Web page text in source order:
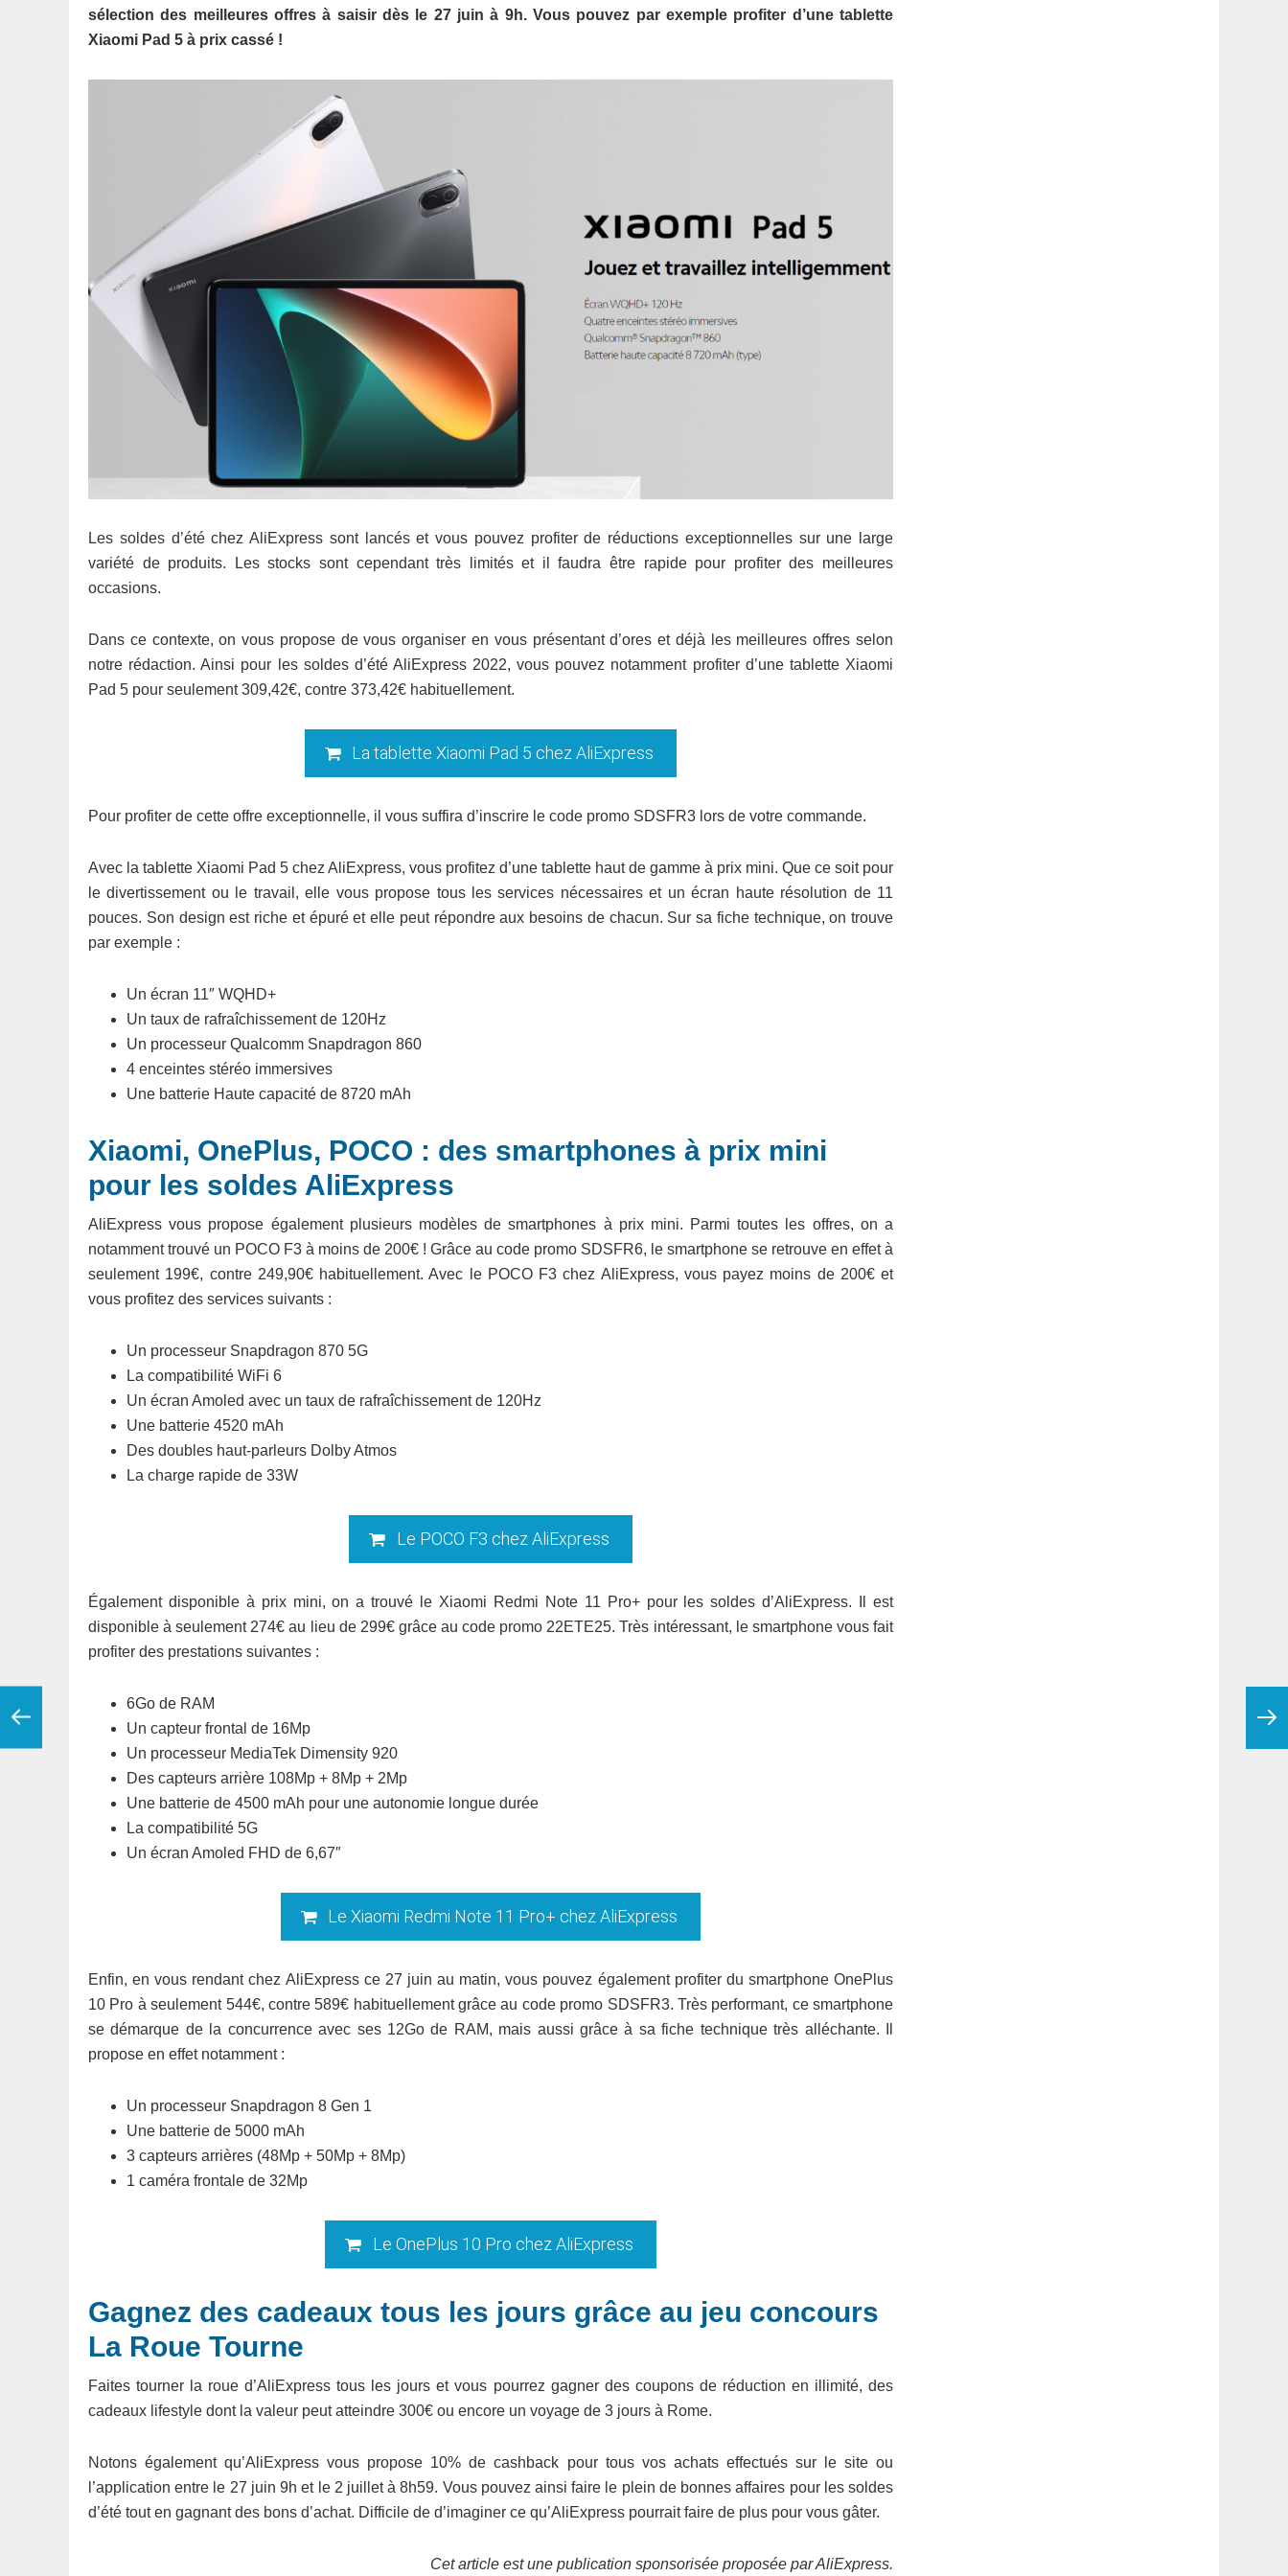
sélection des meilleures offres à saisir dès le 27 juin à 9h. Vous pouvez par exemple profiter d’une tablette
Xiaomi Pad 5 à prix cassé !
Les soldes d’été chez AliExpress sont lancés et vous pouvez profiter de réductions exceptionnelles sur une large
variété de produits. Les stocks sont cependant très limités et il faudra être rapide pour profiter des meilleures
occasions.
Dans ce contexte, on vous propose de vous organiser en vous présentant d’ores et déjà les meilleures offres selon
notre rédaction. Ainsi pour les soldes d’été AliExpress 2022, vous pouvez notamment profiter d’une tablette Xiaomi
Pad 5 pour seulement 309,42€, contre 373,42€ habituellement.
La tablette Xiaomi Pad 5 chez AliExpress
Pour profiter de cette offre exceptionnelle, il vous suffira d’inscrire le code promo SDSFR3 lors de votre commande.
Avec la tablette Xiaomi Pad 5 chez AliExpress, vous profitez d’une tablette haut de gamme à prix mini. Que ce soit pour
le divertissement ou le travail, elle vous propose tous les services nécessaires et un écran haute résolution de 11
pouces. Son design est riche et épuré et elle peut répondre aux besoins de chacun. Sur sa fiche technique, on trouve
par exemple :
Un écran 11″ WQHD+
Un taux de rafraîchissement de 120Hz
Un processeur Qualcomm Snapdragon 860
4 enceintes stéréo immersives
Une batterie Haute capacité de 8720 mAh
Xiaomi, OnePlus, POCO : des smartphones à prix mini
pour les soldes AliExpress
AliExpress vous propose également plusieurs modèles de smartphones à prix mini. Parmi toutes les offres, on a
notamment trouvé un POCO F3 à moins de 200€ ! Grâce au code promo SDSFR6, le smartphone se retrouve en effet à
seulement 199€, contre 249,90€ habituellement. Avec le POCO F3 chez AliExpress, vous payez moins de 200€ et
vous profitez des services suivants :
Un processeur Snapdragon 870 5G
La compatibilité WiFi 6
Un écran Amoled avec un taux de rafraîchissement de 120Hz
Une batterie 4520 mAh
Des doubles haut-parleurs Dolby Atmos
La charge rapide de 33W
Le POCO F3 chez AliExpress
Également disponible à prix mini, on a trouvé le Xiaomi Redmi Note 11 Pro+ pour les soldes d’AliExpress. Il est
disponible à seulement 274€ au lieu de 299€ grâce au code promo 22ETE25. Très intéressant, le smartphone vous fait
profiter des prestations suivantes :
6Go de RAM
Un capteur frontal de 16Mp
Un processeur MediaTek Dimensity 920
Des capteurs arrière 108Mp + 8Mp + 2Mp
Une batterie de 4500 mAh pour une autonomie longue durée
La compatibilité 5G
Un écran Amoled FHD de 6,67″
Le Xiaomi Redmi Note 11 Pro+ chez AliExpress
Enfin, en vous rendant chez AliExpress ce 27 juin au matin, vous pouvez également profiter du smartphone OnePlus
10 Pro à seulement 544€, contre 589€ habituellement grâce au code promo SDSFR3. Très performant, ce smartphone
se démarque de la concurrence avec ses 12Go de RAM, mais aussi grâce à sa fiche technique très alléchante. Il
propose en effet notamment :
Un processeur Snapdragon 8 Gen 1
Une batterie de 5000 mAh
3 capteurs arrières (48Mp + 50Mp + 8Mp)
1 caméra frontale de 32Mp
Le OnePlus 10 Pro chez AliExpress
Gagnez des cadeaux tous les jours grâce au jeu concours
La Roue Tourne
Faites tourner la roue d’AliExpress tous les jours et vous pourrez gagner des coupons de réduction en illimité, des
cadeaux lifestyle dont la valeur peut atteindre 300€ ou encore un voyage de 3 jours à Rome.
Notons également qu’AliExpress vous propose 10% de cashback pour tous vos achats effectués sur le site ou
l’application entre le 27 juin 9h et le 2 juillet à 8h59. Vous pouvez ainsi faire le plein de bonnes affaires pour les soldes
d’été tout en gagnant des bons d’achat. Difficile de d’imaginer ce qu’AliExpress pourrait faire de plus pour vous gâter.
Cet article est une publication sponsorisée proposée par AliExpress.